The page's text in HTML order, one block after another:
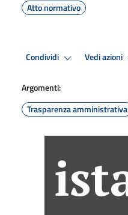
Atto normativo
Condividi Vedi azioni
Argomenti:
Trasparenza amministrativa